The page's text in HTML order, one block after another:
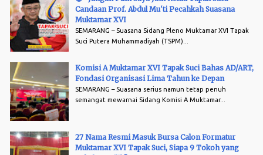
Candaan Prof. Abdul Mu'ti Pecahkah Suasana
Muktamar XVI
SEMARANG – Suasana Sidang Pleno Muktamar XVI Tapak
Suci Putera Muhammadiyah (TSPM)...
Komisi A Muktamar XVI Tapak Suci Bahas AD/ART,
Fondasi Organisasi Lima Tahun ke Depan
SEMARANG – Suasana serius namun tetap penuh
semangat mewarnai Sidang Komisi A Muktamar...
27 Nama Resmi Masuk Bursa Calon Formatur
Muktamar XVI Tapak Suci, Siapa 9 Tokoh yang